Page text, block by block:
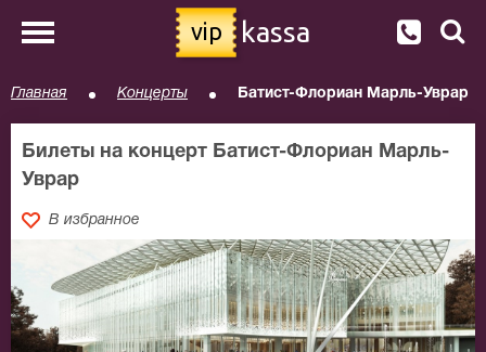
vip kassa
Главная Концерты Батист-Флориан Марль-Уврар
Билеты на концерт Батист-Флориан Марль-
Уврар
В избранное